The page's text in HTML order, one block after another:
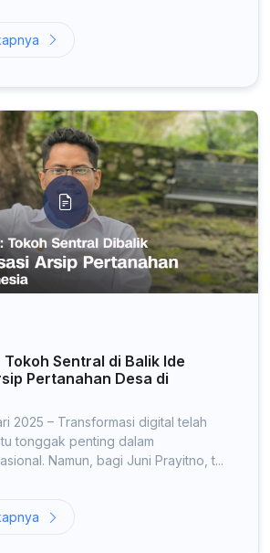
Sentral di Balik Ide
Pertanahan Desa di
2025 – Transformasi digital telah
tonggak penting dalam
Namun, bagi Juni Prayitno, t...